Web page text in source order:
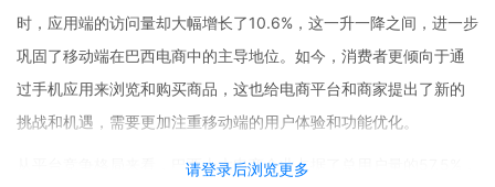
请登录后浏览更多
时，应用端的访问量却大幅增长了10.6%，这一升一降之间，进一步
巩固了移动端在巴西电商中的主导地位。如今，消费者更倾向于通
过手机应用来浏览和购买商品，这也给电商平台和商家提出了新的
挑战和机遇，需要更加注重移动端的用户体验和功能优化。
从平台竞争格局来看，巴西十大电商企业占据了总用户量的57.5%，